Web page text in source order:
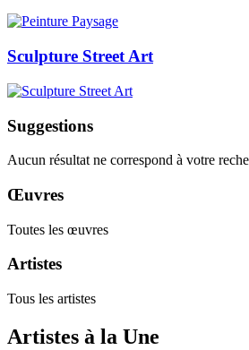
Sculpture Street Art
Suggestions
Aucun résultat ne correspond à votre
Œuvres
Toutes les œuvres
Artistes
Tous les artistes
Artistes à la Une